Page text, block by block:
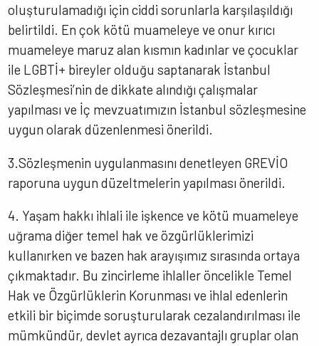
oluşturulamadığı için ciddi sorunlarla karşılaşıldığı
belirtildi. En çok kötü muameleye ve onur kırıcı
muameleye maruz alan kısmın kadınlar ve çocuklar
ile LGBTİ+ bireyler olduğu saptanarak İstanbul
Sözleşmesi’nin de dikkate alındığı çalışmalar
yapılması ve İç mevzuatımızın İstanbul sözleşmesine
uygun olarak düzenlenmesi önerildi.
3.Sözleşmenin uygulanmasını denetleyen GREVİO
raporuna uygun düzeltmelerin yapılması önerildi.
4. Yaşam hakkı ihlali ile işkence ve kötü muameleye
uğrama diğer temel hak ve özgürlüklerimizi
kullanırken ve bazen hak arayışımız sırasında ortaya
çıkmaktadır. Bu zincirleme ihlaller öncelikle Temel
Hak ve Özgürlüklerin Korunması ve ihlal edenlerin
etkili bir biçimde soruşturularak cezalandırılması ile
mümkündür, devlet ayrıca dezavantajlı gruplar olan